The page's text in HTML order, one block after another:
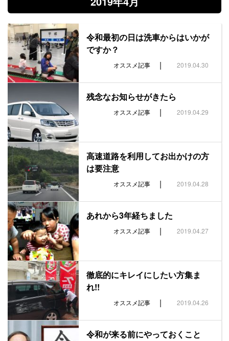
令和最初の日は洗車からはいかが
ですか？
オススメ記事 | 2019.04.30
残念なお知らせがきたら
オススメ記事 | 2019.04.29
高速道路を利用してお出かけの方
は要注意
オススメ記事 | 2019.04.28
あれから3年経ちました
オススメ記事 | 2019.04.27
徹底的にキレイにしたい方集ま
れ!!
オススメ記事 | 2019.04.26
令和が来る前にやっておくこと